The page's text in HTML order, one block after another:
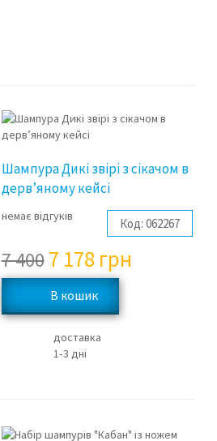
Шампура Дикі звірі з сікачом в
дерв’яному кейсі
немає відгуків Код: 062267
7 4007 178 грн
доставка
1‑3 дні